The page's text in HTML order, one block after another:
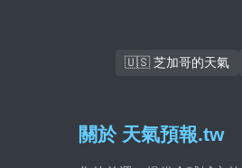
🇺🇸 芝加哥的天氣
關於 天氣預報.tw